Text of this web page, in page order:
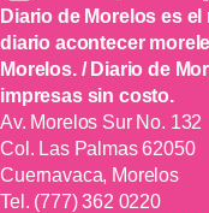
Diario de Morelos es
diario acontecer
Morelos. / Diario de
impresas sin costo.
Av. Morelos Sur No. 132
Col. Las Palmas 62050
Cuernavaca, Morelos
Tel. (777) 362 0220